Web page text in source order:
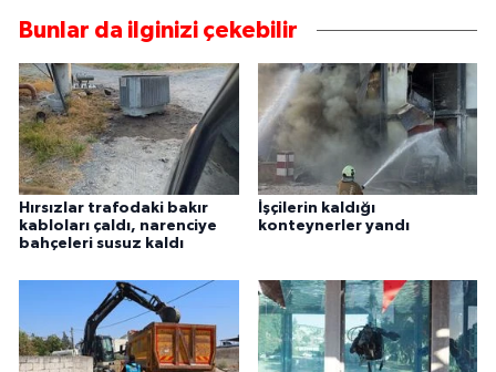
Bunlar da ilginizi çekebilir
Hırsızlar trafodaki bakır
kabloları çaldı, narenciye
bahçeleri susuz kaldı
İşçilerin kaldığı
konteynerler yandı